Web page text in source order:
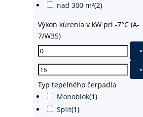
nad 300 m²(2)
Výkon kúrenia v kW pri -7°C (A-
7/W35)
×
×
Typ tepelného čerpadla
Monoblok(1)
Split(1)